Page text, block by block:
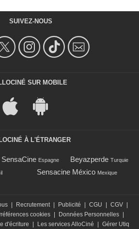
SUIVEZ-NOUS
SUR MOBILE
À L'ÉTRANGER
SensaCine Espagne Beyazperde Turquie
Sensacine México Mexique
Recrutement Publicité CGU CGV
cookies Données Personnelles
d'écriture Les services AlloCiné Gérer Utiq